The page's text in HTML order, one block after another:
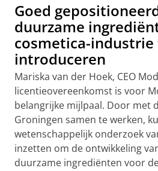
Goed
duurzame
cosmetica-industrie
introduceren
Mariska van der Hoek, CEO
licentieovereenkomst is voor
belangrijke mijlpaal. Door met
Groningen samen te werken,
wetenschappelijk onderzoek
inzetten om de ontwikkeling
duurzame ingrediënten voor